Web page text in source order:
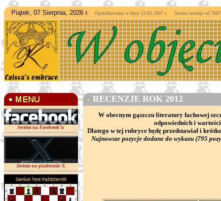
Piątek, 07 Sierpnia, 2026 r. Opublikowano w dniu 13.03.2007 r. Strona istnieje od
Jestem na Facebook'u
Jestem na platformie X
RECENZJE ROK 2012
W obecnym gąszczu literatury fachowej
odpowiednich i
Dlatego w tej rubryce będę przedstawiał i
Najnowsze pozycje dodane do wykazu (795